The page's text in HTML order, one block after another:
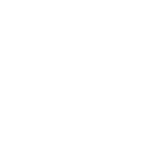
kombinációjával dolgozik, és
az N-csatornás ICC-
és egyéb hatások megjelenítésére.
Ezek mind kulcsfontosságú
mérésére, a széles színskálájú
spektrumkönyvtárakból származó
rámpa elegendő az egyre
eszközök és a teljes munkák
munkajegyeken keresztül.